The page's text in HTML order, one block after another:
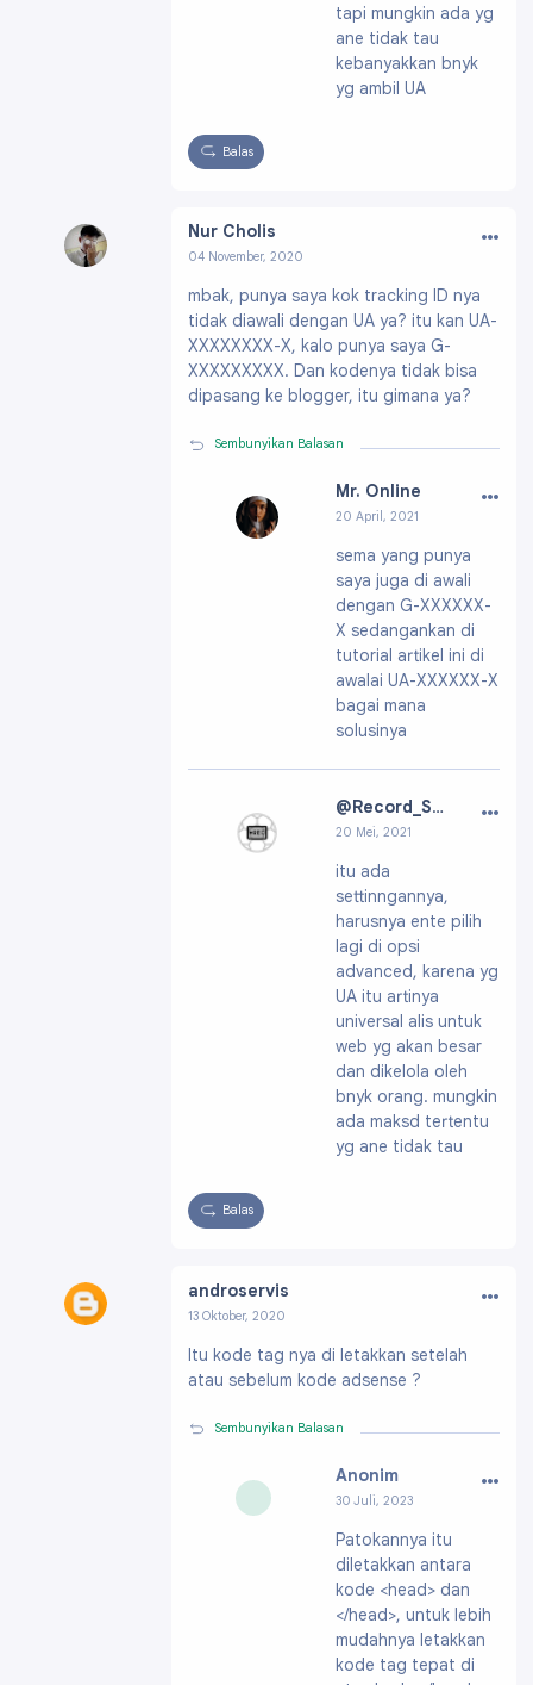
tapi mungkin ada yg
ane tidak tau
kebanyakkan bnyk
yg ambil UA
Balas
Nur Cholis
04 November, 2020
2010848898430798
…
mbak, punya saya kok tracking ID nya
tidak diawali dengan UA ya? itu kan UA-
XXXXXXXX-X, kalo punya saya G-
XXXXXXXXX. Dan kodenya tidak bisa
dipasang ke blogger, itu gimana ya?
Sembunyikan Balasan
Mr. Online
20 April, 2021
w.blogger.com/pro
file/046817606249
29753850
…
sema yang punya
saya juga di awali
dengan G-XXXXXX-
X sedangankan di
tutorial artikel ini di
awalai UA-XXXXXX-X
bagai mana
solusinya
@Record_Soccer
20 Mei, 2021
w.blogger.com/pro
file/07406303272
088099822
…
itu ada
settinngannya,
harusnya ente pilih
lagi di opsi
advanced, karena yg
UA itu artinya
universal alis untuk
web yg akan besar
dan dikelola oleh
bnyk orang. mungkin
ada maksd tertentu
yg ane tidak tau
Balas
androservis
13 Oktober, 2020
037502587599997
…
Itu kode tag nya di letakkan setelah
atau sebelum kode adsense ?
Sembunyikan Balasan
Anonim
30 Juli, 2023
…
Patokannya itu
diletakkan antara
kode <head> dan
</head>, untuk lebih
mudahnya letakkan
kode tag tepat di